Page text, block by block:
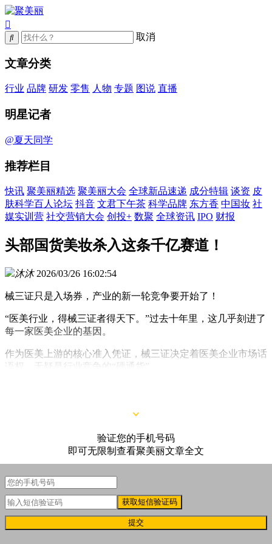
取消
文章分类
行业 品牌 研发 零售 人物 专题 图说 直播
明星记者
@夏天同学
推荐栏目
快讯 聚美丽精选 聚美丽大会 全球新品速递 成分特辑 谈资 皮
肤科学百人论坛 抖音 文君下午茶 科学品牌 东方香 中国妆 社
媒实训营 社交营销大会 创投+ 数聚 全球资讯 IPO 财报
头部国货美妆杀入这条千亿赛道！
沐沐 2026/03/26 16:02:54
械三证只是入场券，产业的新一轮竞争要开始了！
“医美行业，得械三证者得天下。”过去十年里，这几乎刻进了
每一家医美企业的基因。
作为医美上游的核心准入凭证，械三证决定着医美企业市场话
语权，无疑是行业竞争的“硬通货”。
验证您的手机号码
即可无限制查看聚美丽文章全文
获取短信验证码
提交